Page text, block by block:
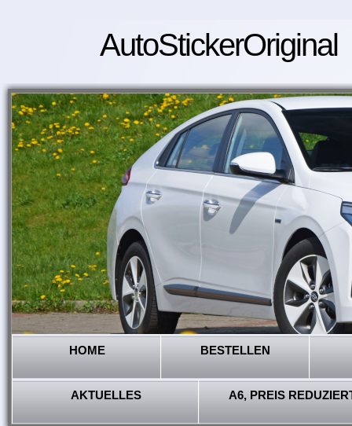
AutoStickerOriginal
HOME BESTELLEN
AKTUELLES A6, PREIS